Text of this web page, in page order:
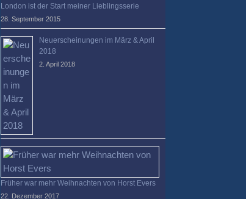
London ist der Start meiner Lieblingsserie
28. September 2015
Neuerscheinungen im März & April
2018
2. April 2018
Früher war mehr Weihnachten von Horst Evers
22. Dezember 2017